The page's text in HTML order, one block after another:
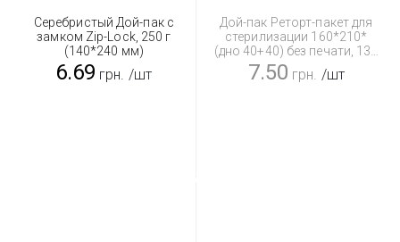
Серебристый Дой-пак с
замком Zip-Lock, 250 г
(140*240 мм)
6.69 грн. /шт
Дой-пак Реторт-пакет для
стерилизации 160*210*
(дно 40+40) без печати, 130
мкн, 500 г
7.50 грн. /шт